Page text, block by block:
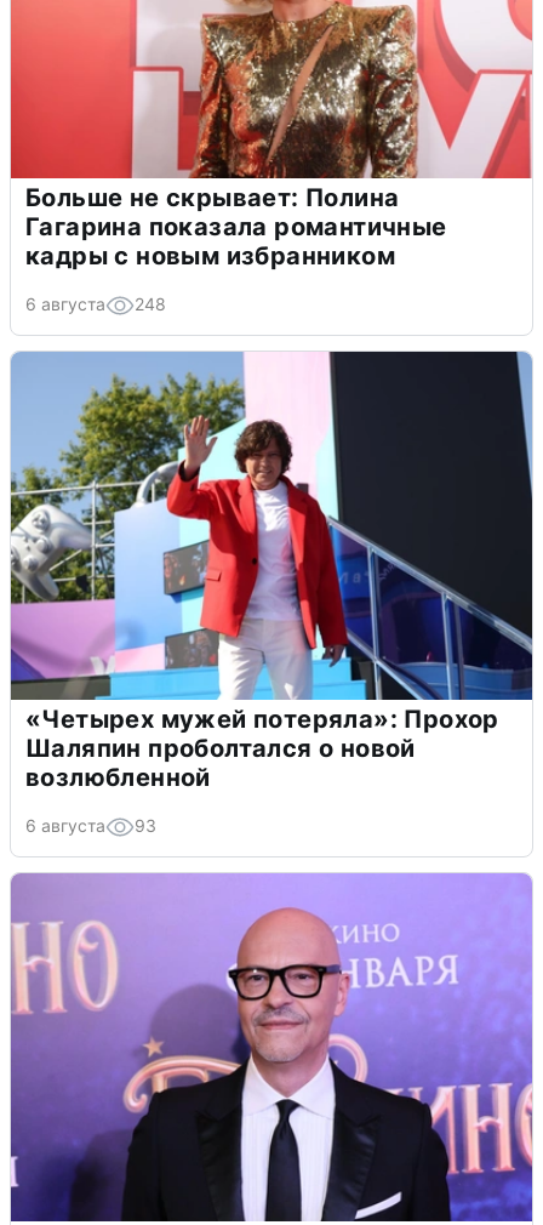
Больше не скрывает: Полина
Гагарина показала романтичные
кадры с новым избранником
6 августа 248
«Четырех мужей потеряла»: Прохор
Шаляпин проболтался о новой
возлюбленной
6 августа 93